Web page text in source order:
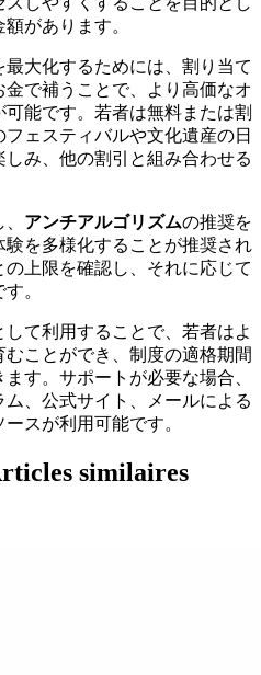
があります。
最大化するためには、割り当て
で補うことで、より高価なオ
能です。若者は無料または割
ェスティバルや文化遺産の日
み、他の割引と組み合わせる
アンチアルゴリズムの推奨を
を多様化することが推奨され
上限を確認し、それに応じて
。
して利用することで、若者はよ
ことができ、制度の適格期間
す。サポートが必要な場合、
、公式サイト、メールによる
スが利用可能です。
similaires